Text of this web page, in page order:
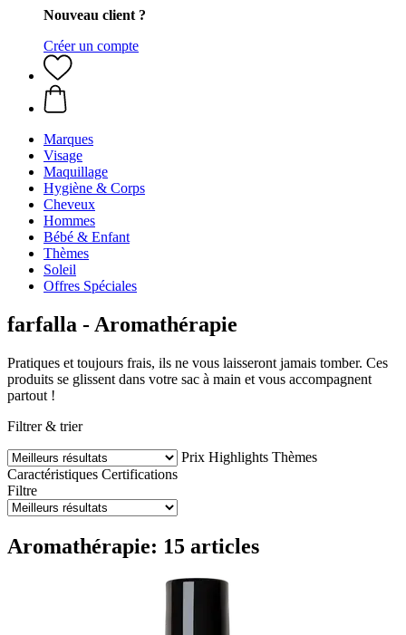
Nouveau client ?
Créer un compte
Marques
Visage
Maquillage
Hygiène & Corps
Cheveux
Hommes
Bébé & Enfant
Thèmes
Soleil
Offres Spéciales
farfalla - Aromathérapie
Pratiques et toujours frais, ils ne vous laisseront jamais tomber. Ces
produits se glissent dans votre sac à main et vous accompagnent
partout !
Filtrer & trier
Prix Highlights Thèmes
Caractéristiques Certifications
Filtre
Aromathérapie: 15 articles